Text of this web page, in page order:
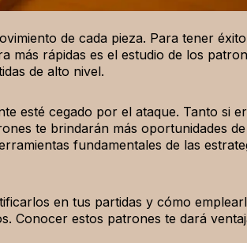
de cada pieza. Para tener
más rápidas es el estudio de los
de alto nivel.
esté cegado por el ataque. Tanto si
te brindarán más oportunidades de
fundamentales de las
en tus partidas y cómo
Conocer estos patrones te dará